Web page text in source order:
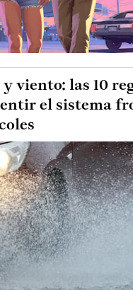
viento: las 10
el sistema